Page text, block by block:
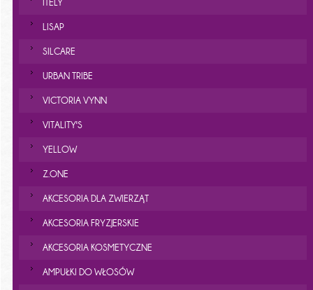
ITELY
LISAP
SILCARE
URBAN TRIBE
VICTORIA VYNN
VITALITY'S
YELLOW
Z.ONE
AKCESORIA DLA ZWIERZĄT
AKCESORIA FRYZJERSKIE
AKCESORIA KOSMETYCZNE
AMPUŁKI DO WŁOSÓW